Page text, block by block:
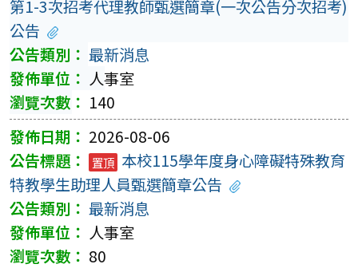
第1-3次招考代理教師甄選簡章(一次公告分次招考)
公告
最新消息
人事室
140
2026-08-06
置頂 本校115學年度身心障礙特殊教育
特教學生助理人員甄選簡章公告
最新消息
人事室
80